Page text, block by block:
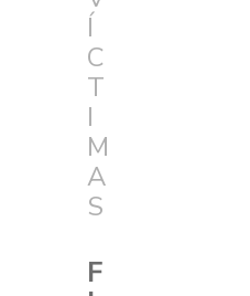
Í
C
T
I
M
A
S
F